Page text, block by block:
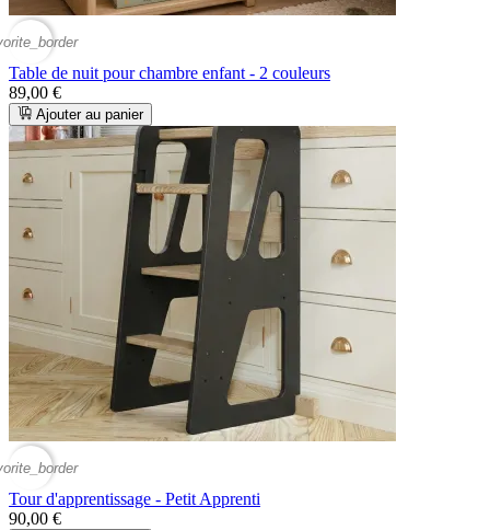
Table de nuit pour chambre enfant - 2 couleurs
89,00 €
Ajouter au panier
Tour d'apprentissage - Petit Apprenti
90,00 €